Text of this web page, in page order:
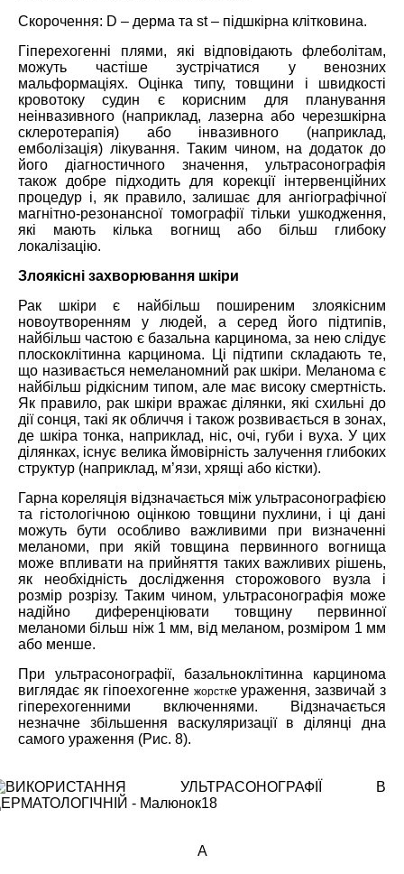
Скорочення: D – дерма та st – підшкірна клітковина.
Гіперехогенні плями, які відповідають флеболітам,
можуть частіше зустрічатися у венозних
мальформаціях. Оцінка типу, товщини і швидкості
кровотоку судин є корисним для планування
неінвазивного (наприклад, лазерна або черезшкірна
склеротерапія) або інвазивного (наприклад,
емболізація) лікування. Таким чином, на додаток до
його діагностичного значення, ультрасонографія
також добре підходить для корекції інтервенційних
процедур і, як правило, залишає для ангіографічної
магнітно-резонансної томографії тільки ушкодження,
які мають кілька вогнищ або більш глибоку
локалізацію.
Злоякісні захворювання шкіри
Рак шкіри є найбільш поширеним злоякісним
новоутворенням у людей, а серед його підтипів,
найбільш частою є базальна карцинома, за нею слідує
плоскоклітинна карцинома. Ці підтипи складають те,
що називається немеланомний рак шкіри. Меланома є
найбільш рідкісним типом, але має високу смертність.
Як правило, рак шкіри вражає ділянки, які схильні до
дії сонця, такі як обличчя і також розвивається в зонах,
де шкіра тонка, наприклад, ніс, очі, губи і вуха. У цих
ділянках, існує велика ймовірність залучення глибоких
структур (наприклад, м’язи, хрящі або кістки).
Гарна кореляція відзначається між ультрасонографією
та гістологічною оцінкою товщини пухлини, і ці дані
можуть бути особливо важливими при визначенні
меланоми, при якій товщина первинного вогнища
може впливати на прийняття таких важливих рішень,
як необхідність дослідження сторожового вузла і
розмір розрізу. Таким чином, ультрасонографія може
надійно диференціювати товщину первинної
меланоми більш ніж 1 мм, від меланом, розміром 1 мм
або менше.
При ультрасонографії, базальноклітинна карцинома
виглядає як гіпоехогенне жорстке ураження, зазвичай з
гіперехогенними включеннями. Відзначається
незначне збільшення васкуляризації в ділянці дна
самого ураження (Рис. 8).
А